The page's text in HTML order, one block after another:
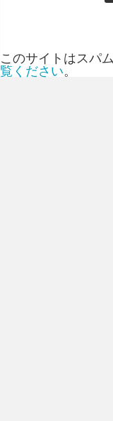
このサイトはスパ
覧ください。